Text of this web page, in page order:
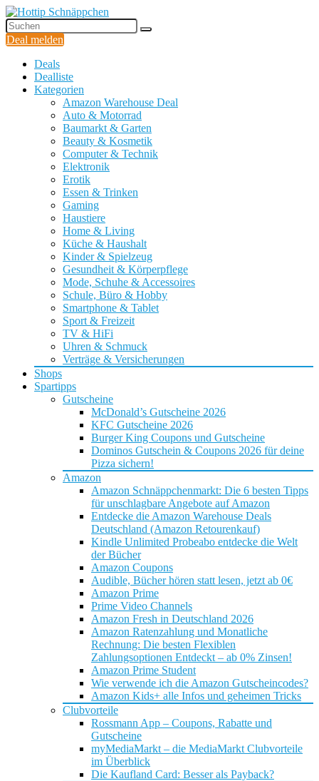
Deal melden
Deals
Dealliste
Kategorien
Amazon Warehouse Deal
Auto & Motorrad
Baumarkt & Garten
Beauty & Kosmetik
Computer & Technik
Elektronik
Erotik
Essen & Trinken
Gaming
Haustiere
Home & Living
Küche & Haushalt
Kinder & Spielzeug
Gesundheit & Körperpflege
Mode, Schuhe & Accessoires
Schule, Büro & Hobby
Smartphone & Tablet
Sport & Freizeit
TV & HiFi
Uhren & Schmuck
Verträge & Versicherungen
Shops
Spartipps
Gutscheine
McDonald’s Gutscheine 2026
KFC Gutscheine 2026
Burger King Coupons und Gutscheine
Dominos Gutschein & Coupons 2026 für deine
Pizza sichern!
Amazon
Amazon Schnäppchenmarkt: Die 6 besten Tipps
für unschlagbare Angebote auf Amazon
Entdecke die Amazon Warehouse Deals
Deutschland (Amazon Retourenkauf)
Kindle Unlimited Probeabo entdecke die Welt
der Bücher
Amazon Coupons
Audible, Bücher hören statt lesen, jetzt ab 0€
Amazon Prime
Prime Video Channels
Amazon Fresh in Deutschland 2026
Amazon Ratenzahlung und Monatliche
Rechnung: Die besten Flexiblen
Zahlungsoptionen Entdeckt – ab 0% Zinsen!
Amazon Prime Student
Wie verwende ich die Amazon Gutscheincodes?
Amazon Kids+ alle Infos und geheimen Tricks
Clubvorteile
Rossmann App – Coupons, Rabatte und
Gutscheine
myMediaMarkt – die MediaMarkt Clubvorteile
im Überblick
Die Kaufland Card: Besser als Payback?